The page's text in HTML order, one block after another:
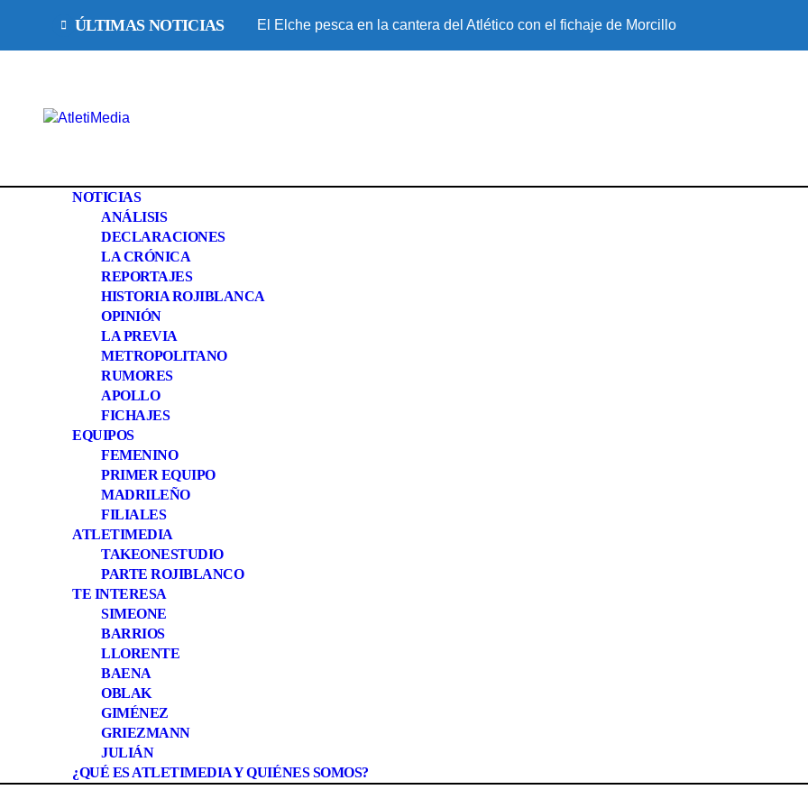
contenido
ÚLTIMAS NOTICIAS El Elche pesca en la cantera del Atlético con el fichaje de Morcillo ¿Cuánto sabes
NOTICIAS
ANÁLISIS
DECLARACIONES
LA CRÓNICA
REPORTAJES
HISTORIA ROJIBLANCA
OPINIÓN
LA PREVIA
METROPOLITANO
RUMORES
APOLLO
FICHAJES
EQUIPOS
FEMENINO
PRIMER EQUIPO
MADRILEÑO
FILIALES
ATLETIMEDIA
TAKEONESTUDIO
PARTE ROJIBLANCO
TE INTERESA
SIMEONE
BARRIOS
LLORENTE
BAENA
OBLAK
GIMÉNEZ
GRIEZMANN
JULIÁN
¿QUÉ ES ATLETIMEDIA Y QUIÉNES SOMOS?